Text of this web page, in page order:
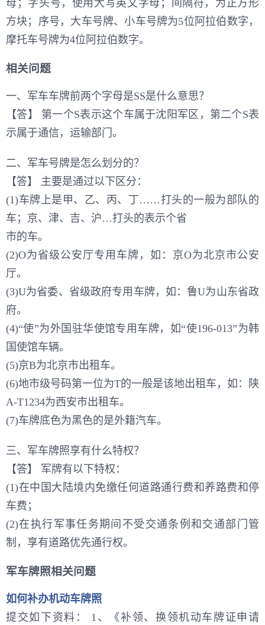
母；字头号，使用大写英文字母；间隔符，为正方形
方块；序号，大车号牌、小车号牌为5位阿拉伯数字，
摩托车号牌为4位阿拉伯数字。
相关问题
一、军车车牌前两个字母是SS是什么意思？
【答】 第一个S表示这个车属于沈阳军区，第二个S表
示属于通信，运输部门。
二、军车号牌是怎么划分的？
【答】 主要是通过以下区分：
(1)车牌上是甲、乙、丙、丁……打头的一般为部队的
车；京、津、吉、沪…打头的表示个省
市的车。
(2)O为省级公安厅专用车牌，如：京O为北京市公安
厅。
(3)U为省委、省级政府专用车牌，如：鲁U为山东省政
府。
(4)“使”为外国驻华使馆专用车牌，如“使196-013”为韩
国使馆车辆。
(5)京B为北京市出租车。
(6)地市级号码第一位为T的一般是该地出租车，如：陕
A-T1234为西安市出租车。
(7)车牌底色为黑色的是外籍汽车。
三、军车牌照享有什么特权？
【答】 军牌有以下特权：
(1)在中国大陆境内免缴任何道路通行费和养路费和停
车费；
(2)在执行军事任务期间不受交通条例和交通部门管
制，享有道路优先通行权。
军车牌照相关问题
如何补办机动车牌照
提交如下资料： 1、《补领、换领机动车牌证申请